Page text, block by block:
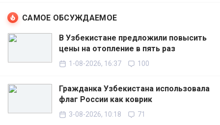
САМОЕ ОБСУЖДАЕМОЕ
В Узбекистане предложили повысить
цены на отопление в пять раз
1-08-2026, 16:37 100
Гражданка Узбекистана использовала
флаг России как коврик
3-08-2026, 10:18 71